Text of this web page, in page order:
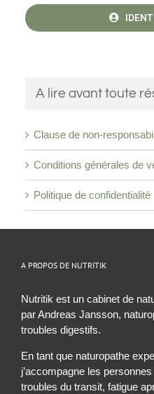
A lire avant toute
Clause de non-
Conditions générales de
Politique de confidentialité
A PROPOS DE NUTRITIK
Nutritik est un cabinet de
par Andreas Jansson,
troubles digestifs.
En tant que naturopathe
j’accompagne les
troubles du transit, fatigue